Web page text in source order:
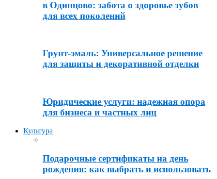
в Одинцово: забота о здоровье зубов
для всех поколений
Грунт-эмаль: Универсальное решение
для защиты и декоративной отделки
Юридические услуги: надежная опора
для бизнеса и частных лиц
Культура
Подарочные сертификаты на день
рождения: как выбрать и использовать